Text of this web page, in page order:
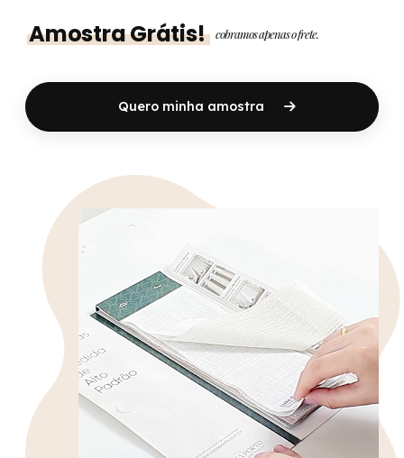
Amostra Grátis! cobramos apenas o frete.
Quero minha amostra